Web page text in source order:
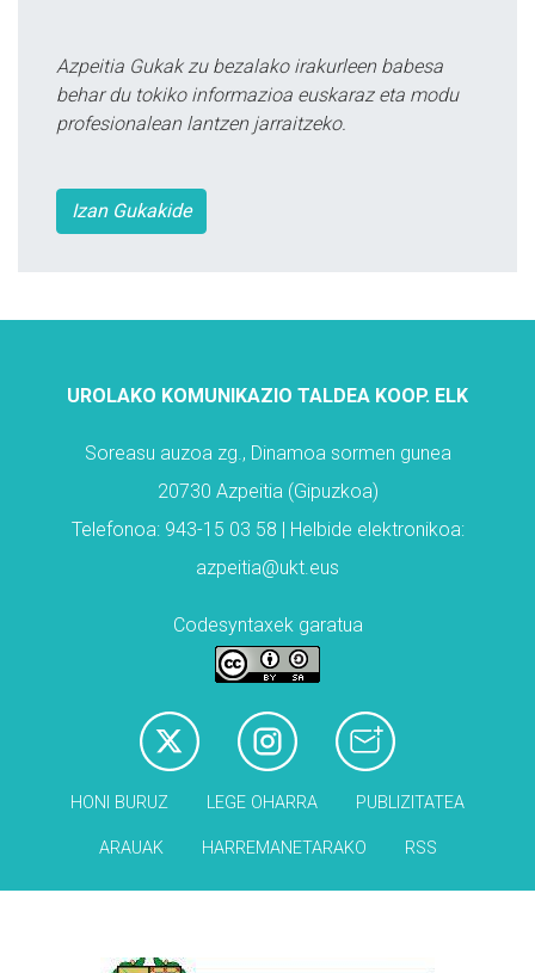
Azpeitia Gukak zu bezalako irakurleen babesa
behar du tokiko informazioa euskaraz eta modu
profesionalean lantzen jarraitzeko.
Izan Gukakide
UROLAKO KOMUNIKAZIO TALDEA KOOP. ELK
Soreasu auzoa zg., Dinamoa sormen gunea
20730 Azpeitia (Gipuzkoa)
Telefonoa: 943-15 03 58 | Helbide elektronikoa:
azpeitia@ukt.eus
Codesyntaxek garatua
HONI BURUZ LEGE OHARRA PUBLIZITATEA
ARAUAK HARREMANETARAKO RSS